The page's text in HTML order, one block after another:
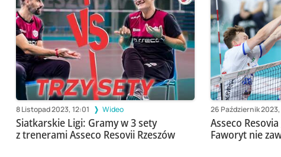
8 Listopad 2023, 12:01 Wideo
Siatkarskie Ligi: Gramy w 3 sety
z trenerami Asseco Resovii Rzeszów
26 Październik 2023,
Asseco
Faworyt nie